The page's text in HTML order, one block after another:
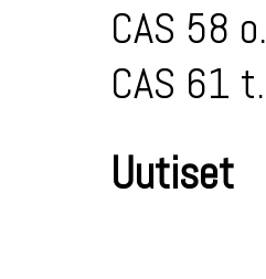
CAS 58 o.
CAS 61 t.
Uutiset